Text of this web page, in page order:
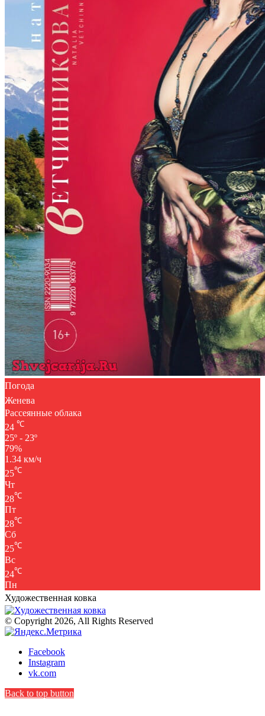
Погода
Женева
Рассеянные облака
24 ℃
25º - 23º
79%
1.34 км/ч
25℃
Чт
28℃
Пт
28℃
Сб
25℃
Вс
24℃
Пн
Художественная ковка
© Copyright 2026, All Rights Reserved
Facebook
Instagram
vk.com
Back to top button